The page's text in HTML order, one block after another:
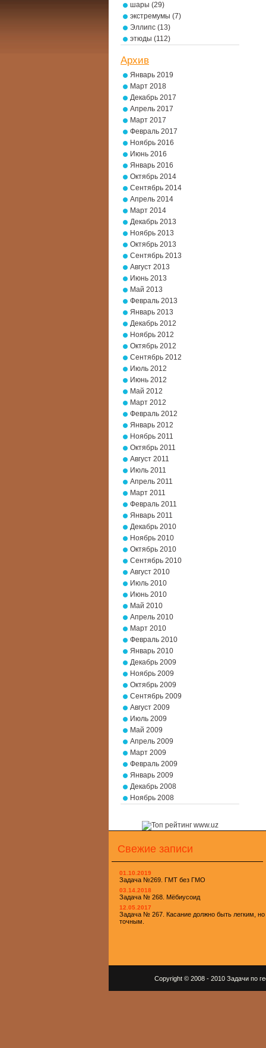
шары (29)
экстремумы (7)
Эллипс (13)
этюды (112)
Архив
Январь 2019
Март 2018
Декабрь 2017
Апрель 2017
Март 2017
Февраль 2017
Ноябрь 2016
Июнь 2016
Январь 2016
Октябрь 2014
Сентябрь 2014
Апрель 2014
Март 2014
Декабрь 2013
Ноябрь 2013
Октябрь 2013
Сентябрь 2013
Август 2013
Июнь 2013
Май 2013
Февраль 2013
Январь 2013
Декабрь 2012
Ноябрь 2012
Октябрь 2012
Сентябрь 2012
Июль 2012
Июнь 2012
Май 2012
Март 2012
Февраль 2012
Январь 2012
Ноябрь 2011
Октябрь 2011
Август 2011
Июль 2011
Апрель 2011
Март 2011
Февраль 2011
Январь 2011
Декабрь 2010
Ноябрь 2010
Октябрь 2010
Сентябрь 2010
Август 2010
Июль 2010
Июнь 2010
Май 2010
Апрель 2010
Март 2010
Февраль 2010
Январь 2010
Декабрь 2009
Ноябрь 2009
Октябрь 2009
Сентябрь 2009
Август 2009
Июль 2009
Май 2009
Апрель 2009
Март 2009
Февраль 2009
Январь 2009
Декабрь 2008
Ноябрь 2008
Свежие записи
01.10.2019
Задача №269. ГМТ без ГМО
03.14.2018
Задача № 268. Мёбиусоид
12.05.2017
Задача № 267. Касание должно быть легким, но
точным.
Copyright © 2008 - 2010 Задачи по